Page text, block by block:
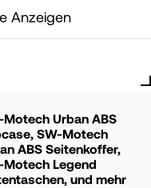
Anzeigen
Motech Urban ABS
SW-Motech
ABS Seitenkoffer,
Motech Legend
und mehr